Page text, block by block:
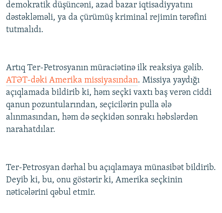
demokratik düşüncəni, azad bazar iqtisadiyyatını
dəstəkləməli, ya da çürümüş kriminal rejimin tərəfini
tutmalıdı.
Artıq Ter-Petrosyanın müraciətinə ilk reaksiya gəlib.
ATƏT-dəki Amerika missiyasından. Missiya yaydığı
açıqlamada bildirib ki, həm seçki vaxtı baş verən ciddi
qanun pozuntularından, seçicilərin pulla ələ
alınmasından, həm də seçkidən sonrakı həbslərdən
narahatdılar.
Ter-Petrosyan dərhal bu açıqlamaya münasibət bildirib.
Deyib ki, bu, onu göstərir ki, Amerika seçkinin
nəticələrini qəbul etmir.